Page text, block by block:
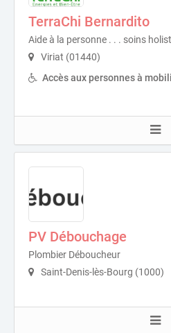
TerraChi Bernardito
Aide à la personne . . . soins
Viriat (01440)
Accès aux personnes à
PV Débouchage
Plombier Déboucheur
Saint-Denis-lès-Bourg (1000)